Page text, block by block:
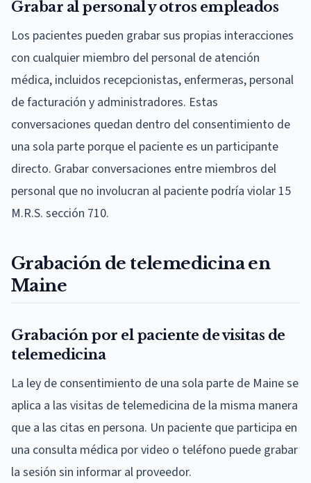
Grabar al personal y otros empleados
Los pacientes pueden grabar sus propias interacciones
con cualquier miembro del personal de atención
médica, incluidos recepcionistas, enfermeras, personal
de facturación y administradores. Estas
conversaciones quedan dentro del consentimiento de
una sola parte porque el paciente es un participante
directo. Grabar conversaciones entre miembros del
personal que no involucran al paciente podría violar 15
M.R.S. sección 710.
Grabación de telemedicina en
Maine
Grabación por el paciente de visitas de
telemedicina
La ley de consentimiento de una sola parte de Maine se
aplica a las visitas de telemedicina de la misma manera
que a las citas en persona. Un paciente que participa en
una consulta médica por video o teléfono puede grabar
la sesión sin informar al proveedor.